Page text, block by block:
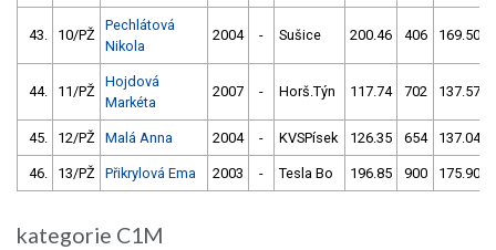
43. 10/PŽ
Pechlátová
Nikola
2004 - Sušice 200.46 406 169.50
44. 11/PŽ
Hojdová
Markéta
2007 - Horš.Týn 117.74 702 137.57
45. 12/PŽ Malá Anna 2004 - KVSPísek 126.35 654 137.04
46. 13/PŽ Přikrylová Ema 2003 - Tesla Bo 196.85 900 175.90
kategorie C1M